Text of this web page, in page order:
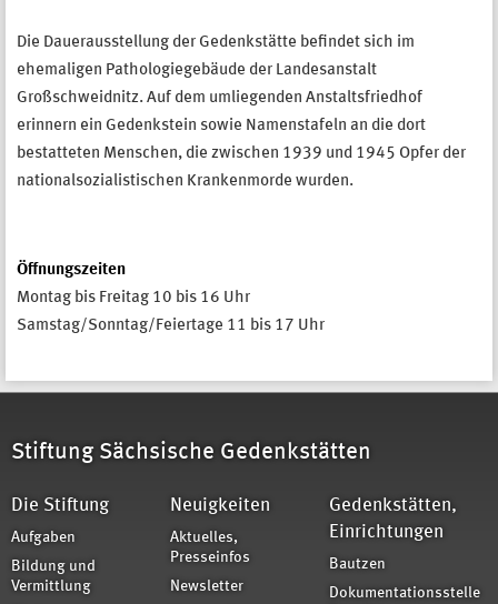
Die Dauerausstellung der Gedenkstätte befindet sich im
ehemaligen Pathologiegebäude der Landesanstalt
Großschweidnitz. Auf dem umliegenden Anstaltsfriedhof
erinnern ein Gedenkstein sowie Namenstafeln an die dort
bestatteten Menschen, die zwischen 1939 und 1945 Opfer der
nationalsozialistischen Krankenmorde wurden.
Öffnungszeiten
Montag bis Freitag 10 bis 16 Uhr
Samstag/Sonntag/Feiertage 11 bis 17 Uhr
Stiftung Sächsische Gedenkstätten
Die Stiftung
Aufgaben
Bildung und
Vermittlung
Neuigkeiten
Aktuelles,
Presseinfos
Newsletter
Gedenkstätten,
Einrichtungen
Bautzen
Dokumentationsstelle